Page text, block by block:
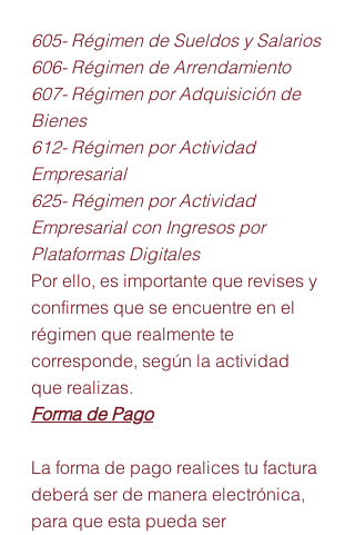
605- Régimen de Sueldos y Salarios
606- Régimen de Arrendamiento
607- Régimen por Adquisición de
Bienes
612- Régimen por Actividad
Empresarial
625- Régimen por Actividad
Empresarial con Ingresos por
Plataformas Digitales
Por ello, es importante que revises y
confirmes que se encuentre en el
régimen que realmente te
corresponde, según la actividad
que realizas.
Forma de Pago
La forma de pago realices tu factura
deberá ser de manera electrónica,
para que esta pueda ser